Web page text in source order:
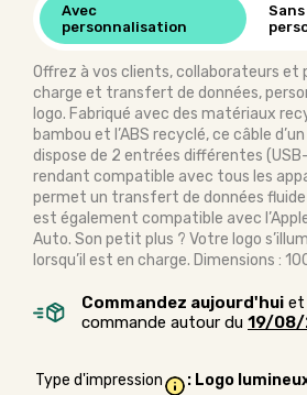
Avec
personnalisation
Sans
Offrez à vos clients, collaborateurs et
charge et transfert de données,
logo. Fabriqué avec des matériaux
bambou et l’ABS recyclé, ce câble
dispose de 2 entrées différentes
rendant compatible avec tous les
permet un transfert de données fluide
est également compatible avec
Auto. Son petit plus ? Votre logo
lorsqu’il est en charge. Dimensions :
Commandez aujourd'hui et
commande autour du 19/
Type d'impression : Logo